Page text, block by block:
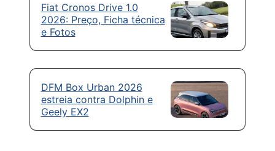
Fiat Cronos Drive 1.0
2026: Preço, Ficha técnica
e Fotos
DFM Box Urban 2026
estreia contra Dolphin e
Geely EX2